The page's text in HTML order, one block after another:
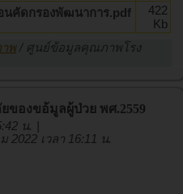
คัดกรองพัฒนาการ.pdf
422
Kb
พ/ ศูนย์ข้อมูลคุณภาพโรง
ของขอ้มูลผู้ป่วย พศ.2559
น. |
เวลา 16:11 น.